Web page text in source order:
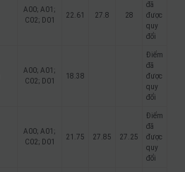
A00; A01;
C02; D01
22.61 27.8 28
đã
được
quy
đổi
A00; A01;
C02; D01
18.38
Điểm
đã
được
quy
đổi
A00; A01;
C02; D01
21.75 27.85 27.25
Điểm
đã
được
quy
đổi